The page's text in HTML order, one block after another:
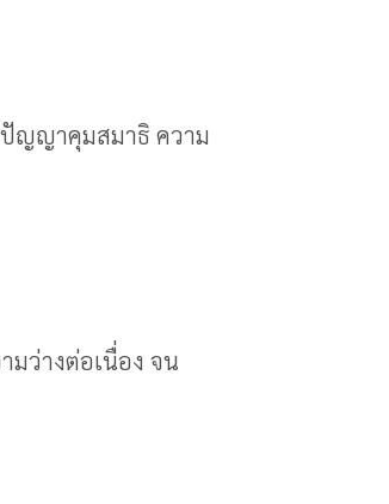
ญญาคุมสมาธิ ความ
มว่างต่อเนื่อง จน